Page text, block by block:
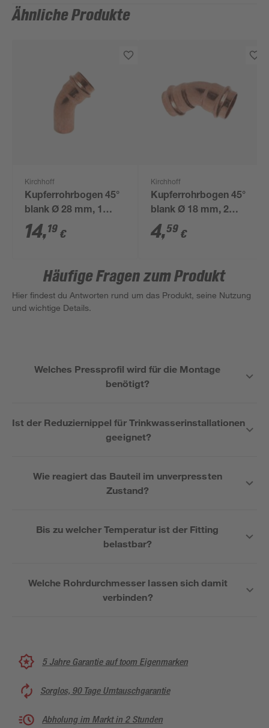
Ähnliche Produkte
Kirchhoff
Kupferrohrbogen 45°
blank Ø 28 mm, 1
Muffe
14,19 €
Kirchhoff
Kupferrohrbogen 45°
blank Ø 18 mm, 2
Muffen
4,59 €
Häufige Fragen zum Produkt
Hier findest du Antworten rund um das Produkt, seine Nutzung
und wichtige Details.
Welches Pressprofil wird für die Montage
benötigt?
Ist der Reduziernippel für Trinkwasserinstallationen
geeignet?
Wie reagiert das Bauteil im unverpressten
Zustand?
Bis zu welcher Temperatur ist der Fitting
belastbar?
Welche Rohrdurchmesser lassen sich damit
verbinden?
5 Jahre Garantie auf toom Eigenmarken
Sorglos, 90 Tage Umtauschgarantie
Abholung im Markt in 2 Stunden